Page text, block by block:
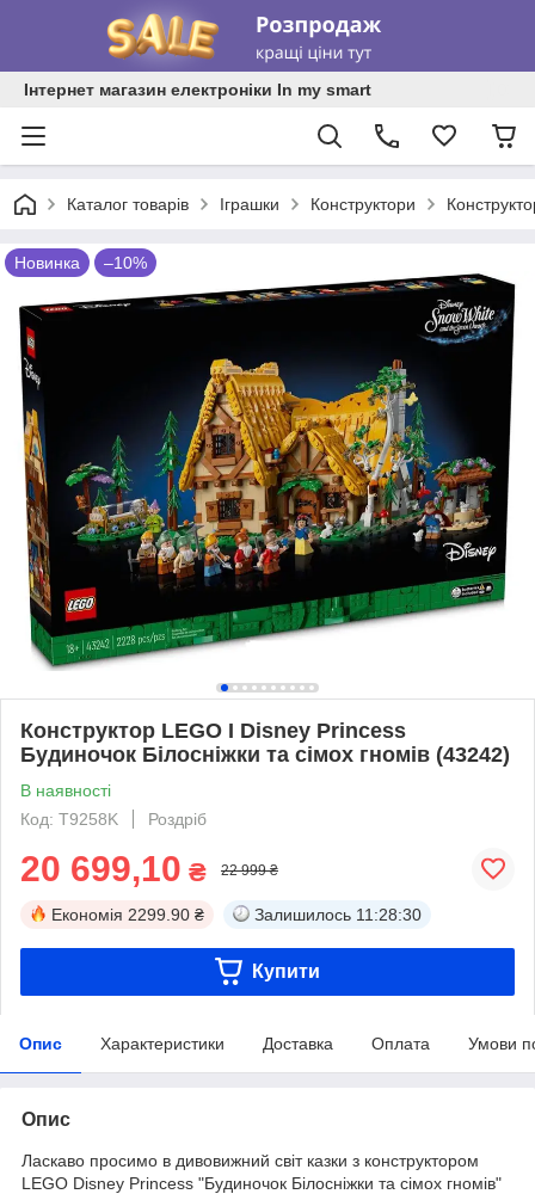
Інтернет магазин електроніки In my smart
Каталог товарів Іграшки Конструктори
Новинка –10%
Конструктор LEGO I Disney Princess
Будиночок Білосніжки та сімох гномів (43242)
В наявності
Код: T9258K
Роздріб
20 699,10 ₴ 22 999 ₴
Економія 2299.90 ₴ Залишилось 11:28:29
Купити
Опис Характеристики Доставка Оплата Умови
Опис
Ласкаво просимо в дивовижний світ казки з конструктором
LEGO Disney Princess "Будиночок Білосніжки та сімох гномів"